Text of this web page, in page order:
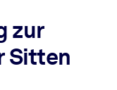
auf.
zur
Sitten